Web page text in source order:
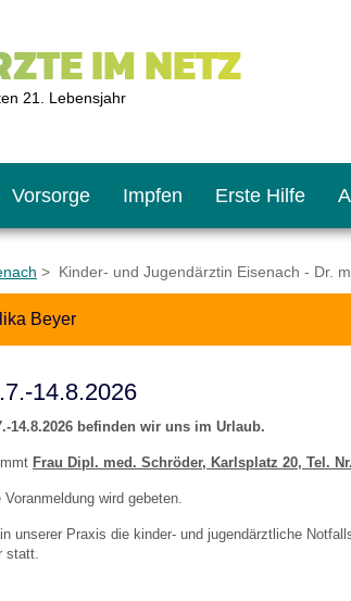
IM NETZ
21. Lebensjahr
Vorsorge Impfen Erste Hilfe
Bildschirmmediengebrauch
> Kinder- und Jugendärztin Eisenach - Dr.
Beyer
14.8.2026
14.8.2026 befinden wir uns im Urlaub.
Frau Dipl. med. Schröder, Karlsplatz 20, Tel.
wird gebeten.
unserer Praxis die kinder- und jugendärztliche
statt.